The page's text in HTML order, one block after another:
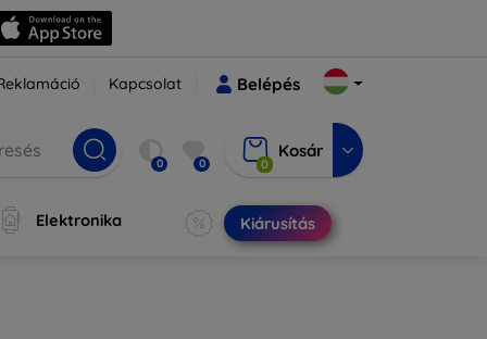
Kapcsolat Belépés
0 0 0
Kosár
Elektronika Kiárusítás